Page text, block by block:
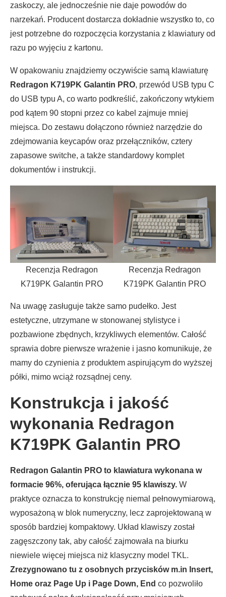
zaskoczy, ale jednocześnie nie daje powodów do
narzekań. Producent dostarcza dokładnie wszystko to, co
jest potrzebne do rozpoczęcia korzystania z klawiatury od
razu po wyjęciu z kartonu.
W opakowaniu znajdziemy oczywiście samą klawiaturę
Redragon K719PK Galantin PRO, przewód USB typu C
do USB typu A, co warto podkreślić, zakończony wtykiem
pod kątem 90 stopni przez co kabel zajmuje mniej
miejsca. Do zestawu dołączono również narzędzie do
zdejmowania keycapów oraz przełączników, cztery
zapasowe switche, a także standardowy komplet
dokumentów i instrukcji.
Recenzja Redragon
K719PK Galantin PRO
Recenzja Redragon
K719PK Galantin PRO
Na uwagę zasługuje także samo pudełko. Jest
estetyczne, utrzymane w stonowanej stylistyce i
pozbawione zbędnych, krzykliwych elementów. Całość
sprawia dobre pierwsze wrażenie i jasno komunikuje, że
mamy do czynienia z produktem aspirującym do wyższej
półki, mimo wciąż rozsądnej ceny.
Konstrukcja i jakość
wykonania Redragon
K719PK Galantin PRO
Redragon Galantin PRO to klawiatura wykonana w
formacie 96%, oferująca łącznie 95 klawiszy. W
praktyce oznacza to konstrukcję niemal pełnowymiarową,
wyposażoną w blok numeryczny, lecz zaprojektowaną w
sposób bardziej kompaktowy. Układ klawiszy został
zagęszczony tak, aby całość zajmowała na biurku
niewiele więcej miejsca niż klasyczny model TKL.
Zrezygnowano tu z osobnych przycisków m.in Insert,
Home oraz Page Up i Page Down, End co pozwoliło